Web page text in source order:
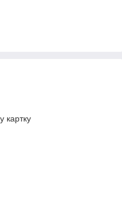
картку